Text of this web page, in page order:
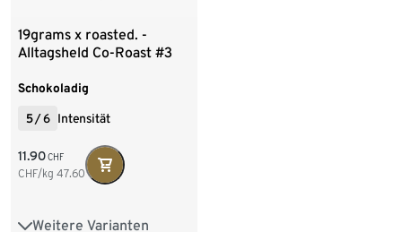
19grams x roasted. -
Alltagsheld Co-Roast #3
Bohne
Schokoladig
5 /6 Intensität
11.90CHF
CHF/kg 47.60
Weitere Varianten
250 g Ganze Bohne